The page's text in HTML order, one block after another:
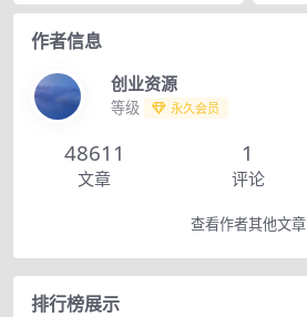
作者信息
创业资源
等级 永久会员
48611
文章
1
评论
查看作者其他文章
排行榜展示